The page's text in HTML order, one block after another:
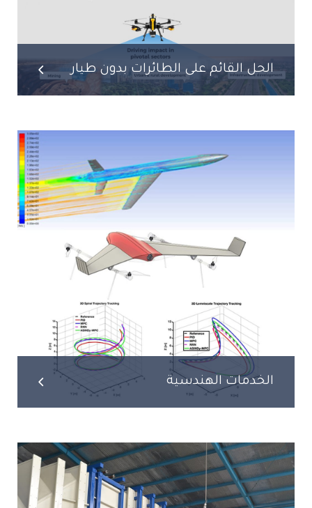
الحل القائم على الطائرات بدون طيار
الخدمات الهندسية